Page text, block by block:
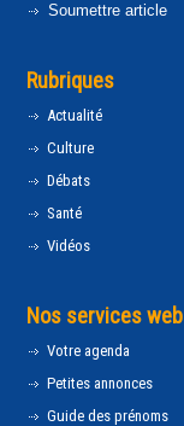
Soumettre article
Rubriques
Actualité
Culture
Débats
Santé
Vidéos
Nos services web
Votre agenda
Petites annonces
Guide des prénoms